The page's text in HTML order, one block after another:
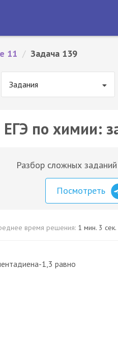
11 / Задача 139
Задания
по химии:
Разбор сложных заданий
Посмотреть
время решения: 1 мин. 3 сек.
1,3 равно